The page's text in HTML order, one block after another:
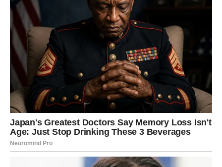
Ključ moći:
Ne bojte se dubine – tamo vas čeka ono što
ste dugo tražili.
LAV – Moć srca i lične vrednosti
Lav ulazi u moćne dane u kojima se vraća
samopouzdanje, sjaj i osećaj lične vrednosti , ali ovog
puta bez potrebe za dokazivanjem. Ovo je period u kojem
Lav shvata da prava moć nije u borbi za pažnju, već u
tome da zna ko je i šta zaslužuje.
Mogući su uspeh, priznanje, romantični momenti i
situacije u kojima Lav ponovo dolazi u centar – ali sada